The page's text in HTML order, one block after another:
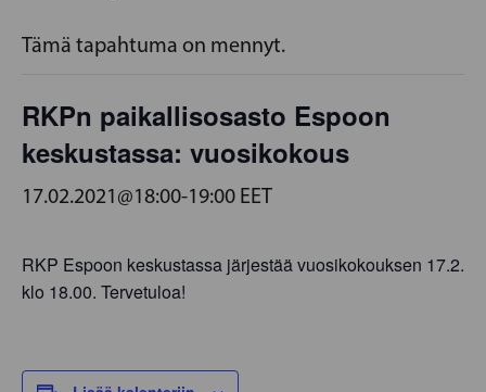
Tämä tapahtuma on mennyt.
RKPn paikallisosasto Espoon
keskustassa: vuosikokous
17.02.2021@18:00-19:00 EET
RKP Espoon keskustassa järjestää vuosikokouksen 17.2.
klo 18.00. Tervetuloa!